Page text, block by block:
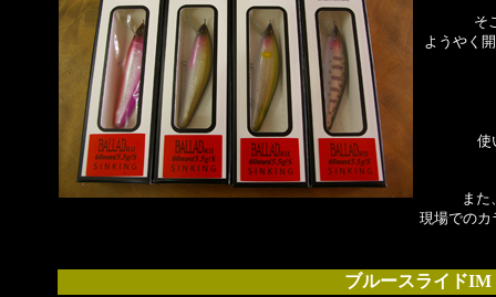
そ
ようやく
使
また
現場でのカ
ブルースライ